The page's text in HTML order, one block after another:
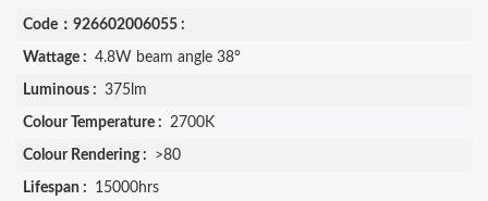
Code：926602006055 :
Wattage : 4.8W beam angle 38°
Luminous : 375lm
Colour Temperature : 2700K
Colour Rendering : >80
Lifespan : 15000hrs